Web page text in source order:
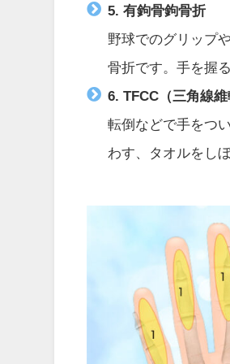
5. 有鉤骨鉤骨折
野球でのグリップ
骨折です。手を握
6. TFCC（三角線
転倒などで手をつ
わす、タオルをし